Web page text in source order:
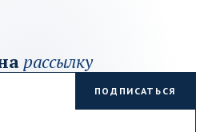
рассылку
ПОДПИСАТЬСЯ